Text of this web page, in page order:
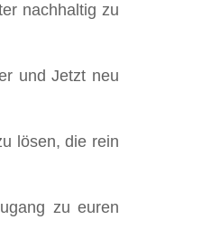
nachhaltig zu
und Jetzt neu
lösen, die rein
zu euren